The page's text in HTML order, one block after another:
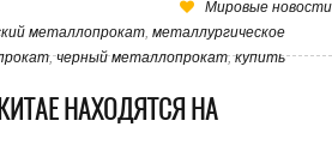
Мировые новости
металлопрокат, металлургическое
,черный металлопрокат,купить
НАХОДЯТСЯ НА